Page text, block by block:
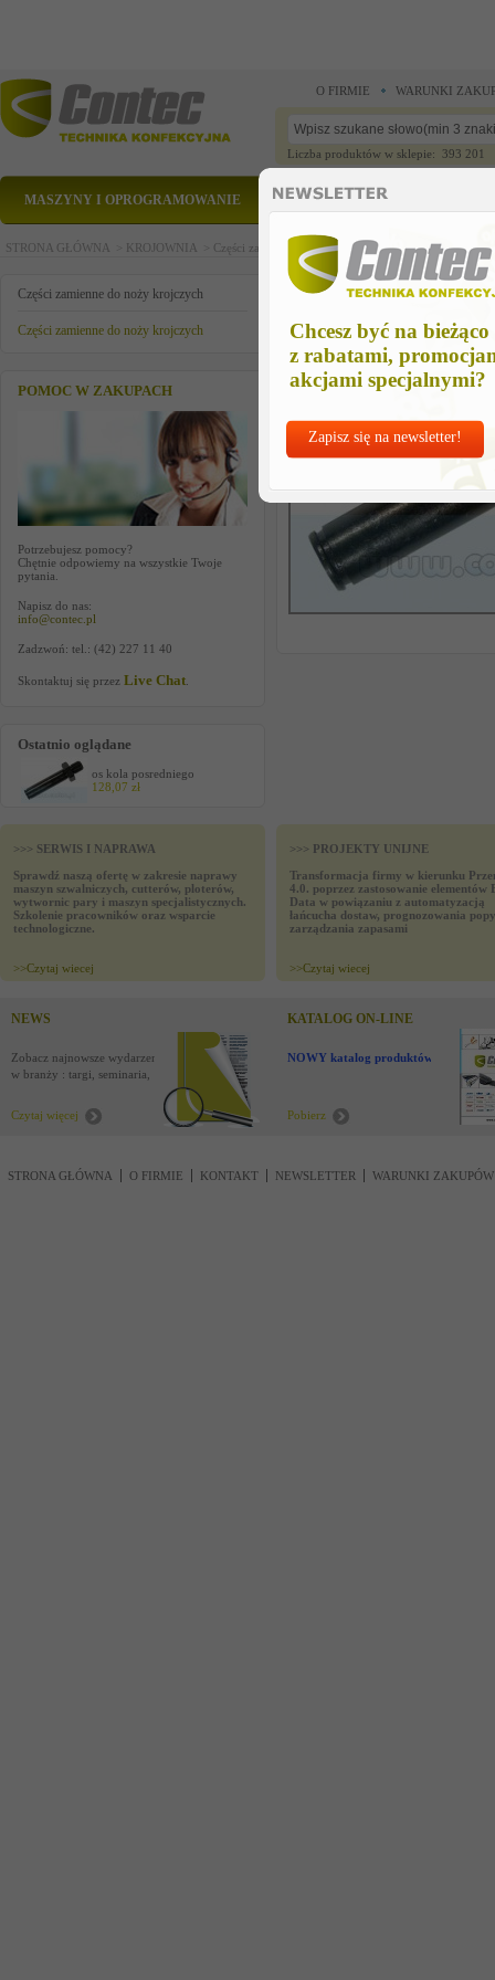
Chcesz być na bieżąco
z rabatami,
akcjami specjalnymi?
Zapisz się na newsletter!
O FIRMIE WARUNKI
Liczba produktów w sklepie: 393 201
MASZYNY I OPROGRAMOWANIE CZĘŚCI ZAMIENNE
STRONA GŁÓWNA > KROJOWNIA > Części zamienne do noży krojczych >Części
Części zamienne do noży krojczych
Części zamienne do noży krojczych
POMOC W ZAKUPACH
Potrzebujesz pomocy?
Chętnie odpowiemy na wszystkie Twoje
pytania.
Napisz do nas:
info@contec.pl
Zadzwoń: tel.: (42) 227 11 40
Skontaktuj się przez Live Chat
Ostatnio oglądane
os kola posredniego
128,07 zł
os kola posredniego
>>> SERWIS I NAPRAWA
Sprawdź naszą ofertę w zakresie naprawy
maszyn szwalniczych, cutterów, ploterów,
wytwornic pary i maszyn specjalistycznych.
Szkolenie pracowników oraz wsparcie
technologiczne.
>>Czytaj wiecej
>>> PROJEKTY UNIJNE
Transformacja firmy w kierunku
4.0. poprzez zastosowanie elementów
Data w powiązaniu z automatyzacją
łańcucha dostaw, prognozowania
zarządzania zapasami
>>Czytaj wiecej
NEWS
Zobacz najnowsze wydarzenia
w branży : targi, seminaria,
Czytaj więcej
KATALOG ON-LINE
NOWY katalog produktów !
Pobierz
STRONA GŁÓWNA O FIRMIE KONTAKT NEWSLETTER WARUNKI ZAKUPÓW